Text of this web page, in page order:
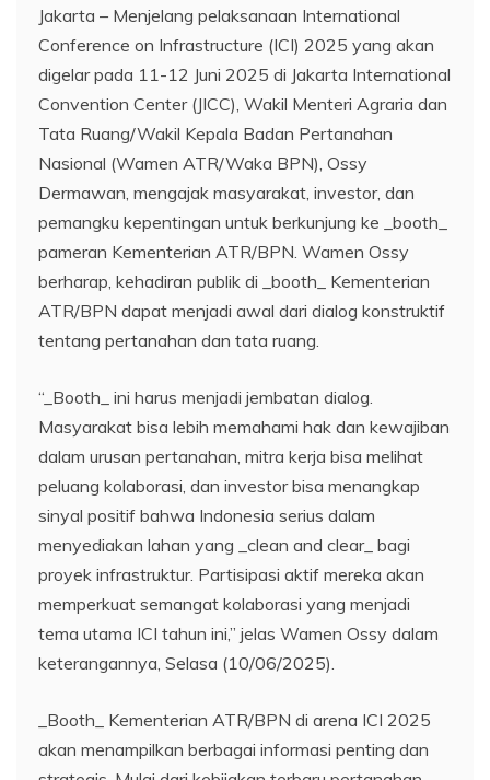
Jakarta – Menjelang pelaksanaan International
Conference on Infrastructure (ICI) 2025 yang akan
digelar pada 11-12 Juni 2025 di Jakarta International
Convention Center (JICC), Wakil Menteri Agraria dan
Tata Ruang/Wakil Kepala Badan Pertanahan
Nasional (Wamen ATR/Waka BPN), Ossy
Dermawan, mengajak masyarakat, investor, dan
pemangku kepentingan untuk berkunjung ke _booth_
pameran Kementerian ATR/BPN. Wamen Ossy
berharap, kehadiran publik di _booth_ Kementerian
ATR/BPN dapat menjadi awal dari dialog konstruktif
tentang pertanahan dan tata ruang.
“_Booth_ ini harus menjadi jembatan dialog.
Masyarakat bisa lebih memahami hak dan kewajiban
dalam urusan pertanahan, mitra kerja bisa melihat
peluang kolaborasi, dan investor bisa menangkap
sinyal positif bahwa Indonesia serius dalam
menyediakan lahan yang _clean and clear_ bagi
proyek infrastruktur. Partisipasi aktif mereka akan
memperkuat semangat kolaborasi yang menjadi
tema utama ICI tahun ini,” jelas Wamen Ossy dalam
keterangannya, Selasa (10/06/2025).
_Booth_ Kementerian ATR/BPN di arena ICI 2025
akan menampilkan berbagai informasi penting dan